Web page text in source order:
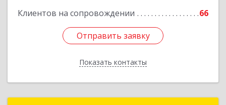
Клиентов на сопровождении 66
Отправить заявку
Показать контакты
Отправить заявку
Назад